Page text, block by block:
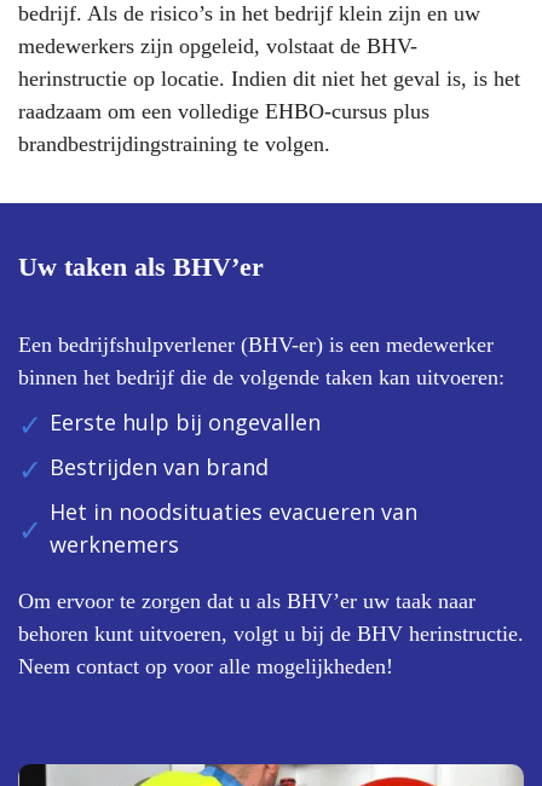
bedrijf. Als de risico’s in het bedrijf klein zijn en uw
medewerkers zijn opgeleid, volstaat de BHV-
herinstructie op locatie. Indien dit niet het geval is, is het
raadzaam om een volledige EHBO-cursus plus
brandbestrijdingstraining te volgen.
Uw taken als BHV’er
Een bedrijfshulpverlener (BHV-er) is een medewerker
binnen het bedrijf die de volgende taken kan uitvoeren:
Eerste hulp bij ongevallen
Bestrijden van brand
Het in noodsituaties evacueren van
werknemers
Om ervoor te zorgen dat u als BHV’er uw taak naar
behoren kunt uitvoeren, volgt u bij de BHV herinstructie.
Neem contact op voor alle mogelijkheden!